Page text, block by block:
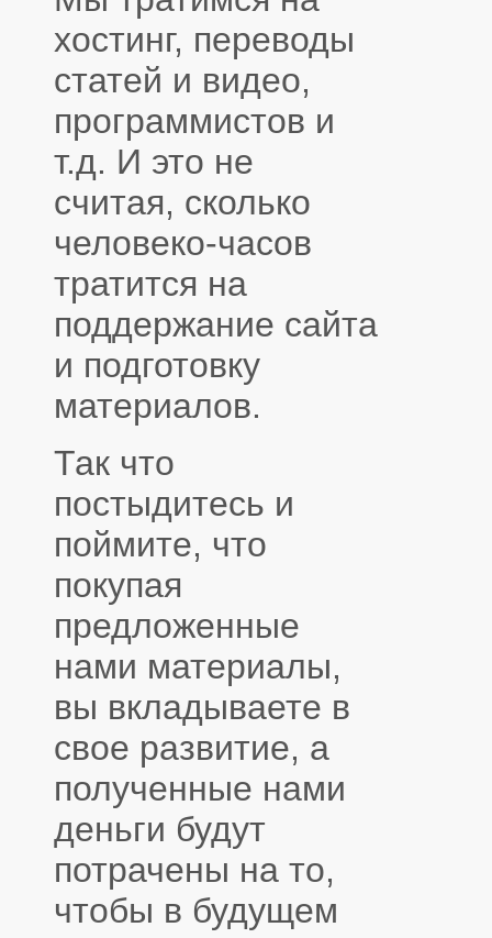
хостинг, переводы
статей и видео,
программистов и
т.д. И это не
считая, сколько
человеко-часов
тратится на
поддержание сайта
и подготовку
материалов.
Так что
постыдитесь и
поймите, что
покупая
предложенные
нами материалы,
вы вкладываете в
свое развитие, а
полученные нами
деньги будут
потрачены на то,
чтобы в будущем